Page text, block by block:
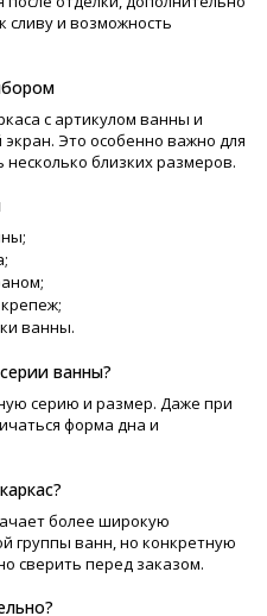
сливу и возможность
с артикулом ванны и
Это особенно важно для
несколько близких размеров.
ванны.
ванны?
серию и размер. Даже при
форма дна и
более широкую
группы ванн, но конкретную
сверить перед заказом.